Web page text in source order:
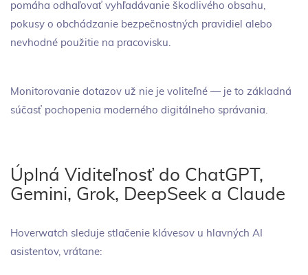
pomáha odhaľovať vyhľadávanie škodlivého obsahu,
pokusy o obchádzanie bezpečnostných pravidiel alebo
nevhodné použitie na pracovisku.
Monitorovanie dotazov už nie je voliteľné — je to základná
súčasť pochopenia moderného digitálneho správania.
Úplná Viditeľnosť do ChatGPT,
Gemini, Grok, DeepSeek a Claude
Hoverwatch sleduje stlačenie klávesov u hlavných AI
asistentov, vrátane: